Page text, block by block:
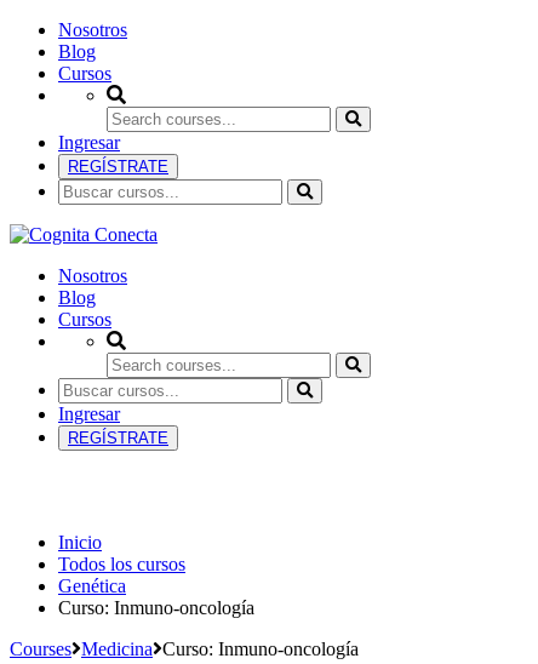
Nosotros
Blog
Cursos
Ingresar
REGÍSTRATE
Nosotros
Blog
Cursos
Ingresar
REGÍSTRATE
Inicio
Todos los cursos
Genética
Curso: Inmuno-oncología
Courses Medicina Curso: Inmuno-oncología